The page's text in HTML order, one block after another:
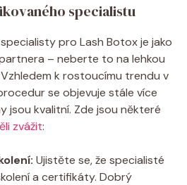
specialistu
pro Lash Botox je jako
– neberte to na lehkou
k rostoucímu trendu v
se objevuje stále více
jsou kvalitní. Zde jsou některé
zvážit:
Ujistěte se, že specialisté
a certifikáty. Dobrý